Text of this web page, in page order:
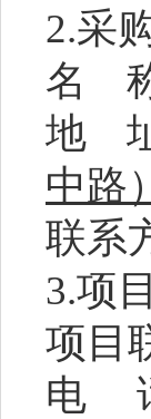
2.采
名
地
中路）
联系
3.项
项目
电